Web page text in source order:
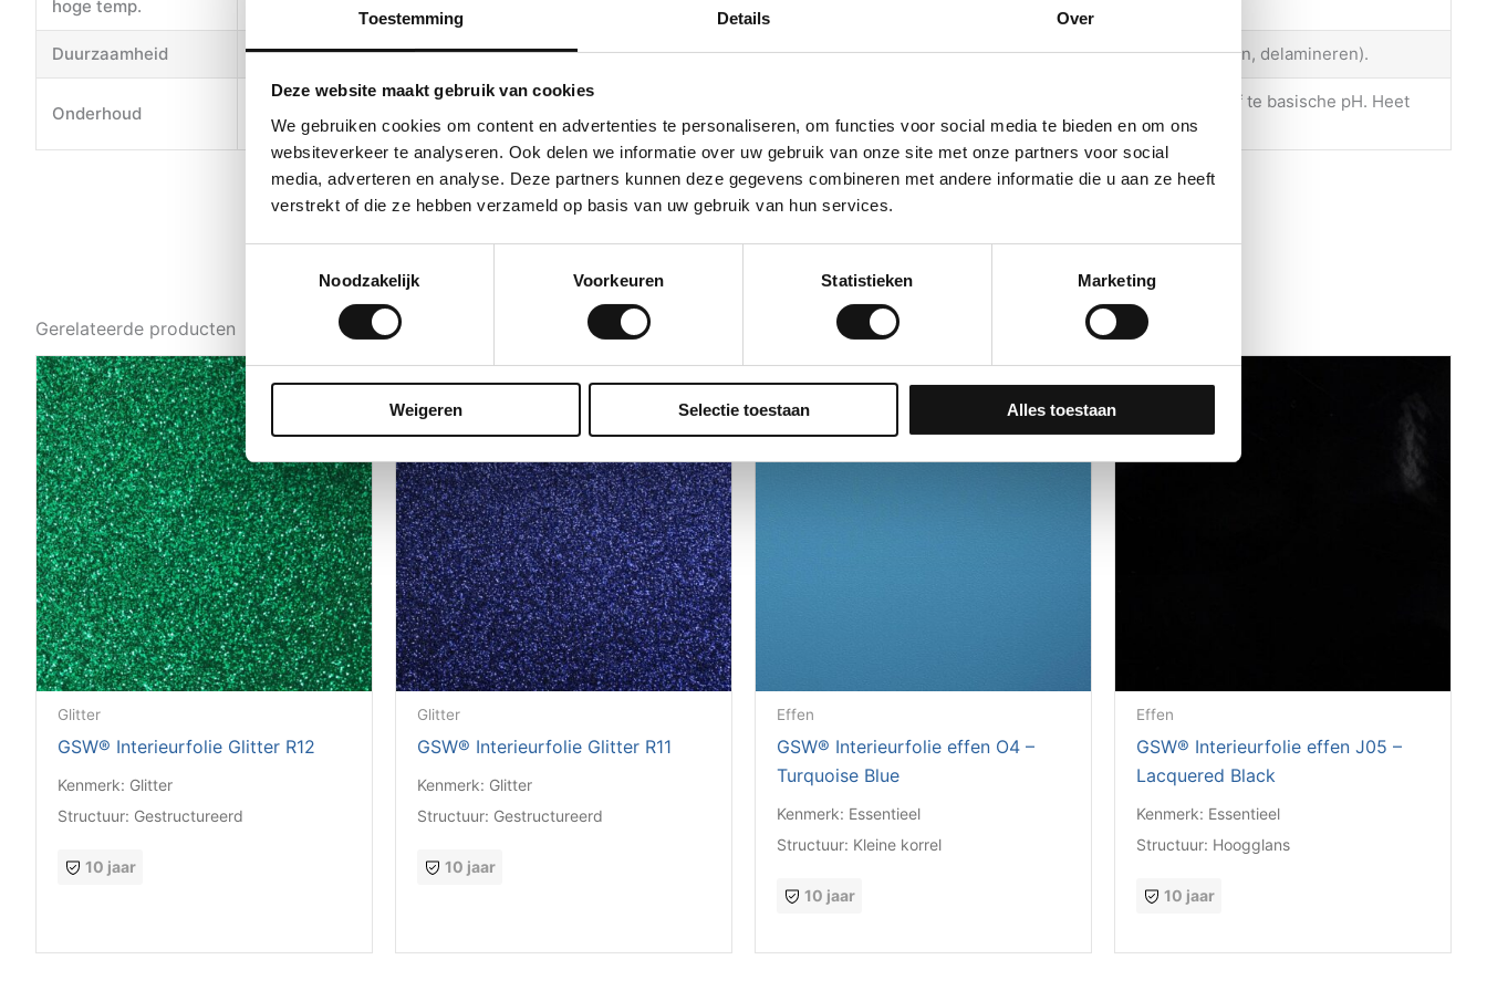
Toestemming Details Over
Deze website maakt gebruik van cookies
We gebruiken cookies om content en advertenties te personaliseren, om functies voor social media te bieden en om ons
websiteverkeer te analyseren. Ook delen we informatie over uw gebruik van onze site met onze partners voor social
media, adverteren en analyse. Deze partners kunnen deze gegevens combineren met andere informatie die u aan ze heeft
verstrekt of die ze hebben verzameld op basis van uw gebruik van hun services.
Noodzakelijk
Voorkeuren Statistieken Marketing
Weigeren Selectie toestaan Alles toestaan
hoge temp.
Duurzaamheid Het product biedt een uitstekende weerstand tegen water, vuil, schuren, UV-stralen en slijtage (vergelen, barsten, afschilferen, delamineren).
Onderhoud
Gebruik voor de dagelijkse filmverzorging alleen pH-neutrale reinigingsmiddelen; gebruik geen producten met een te zure of te basische pH. Heet
water (niet koken) kan helpen om hardnekkige vlekken te
Gerelateerde producten
Glitter
GSW® Interieurfolie Glitter R12
Kenmerk: Glitter
Structuur: Gestructureerd
10 jaar
Glitter
GSW® Interieurfolie Glitter R11
Kenmerk: Glitter
Structuur: Gestructureerd
10 jaar
Effen
GSW® Interieurfolie effen O4 –
Turquoise Blue
Kenmerk: Essentieel
Structuur: Kleine korrel
10 jaar
Effen
GSW® Interieurfolie effen J05 –
Lacquered Black
Kenmerk: Essentieel
Structuur: Hoogglans
10 jaar